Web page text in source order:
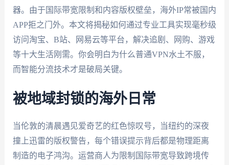
器。由于国际带宽限制和内容版权壁垒，海外IP常被国内
APP拒之门外。本文将揭秘如何通过专业工具实现毫秒级
访问淘宝、B站、网易云等平台，解决追剧、网购、游戏
等十大生活刚需。你会明白为什么普通VPN水土不服，
而智能分流技术才是破局关键。
被地域封锁的海外日常
当伦敦的清晨遇见爱奇艺的红色惊叹号，当纽约的深夜
撞上迅雷的版权警告，每个错误提示背后都是物理距离
制造的电子鸿沟。运营商人为限制国际带宽导致跨境传